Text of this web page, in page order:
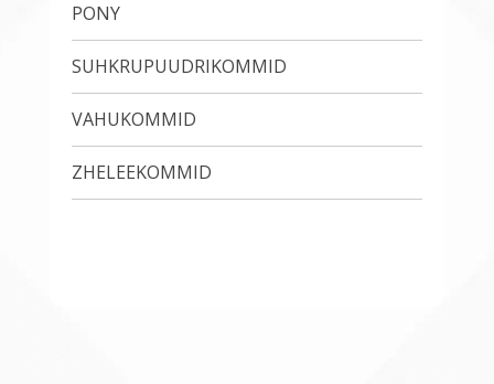
PONY
SUHKRUPUUDRIKOMMID
VAHUKOMMID
ZHELEEKOMMID